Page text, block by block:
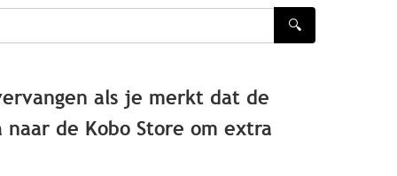
🔍
als je merkt dat de
naar de Kobo Store om extra